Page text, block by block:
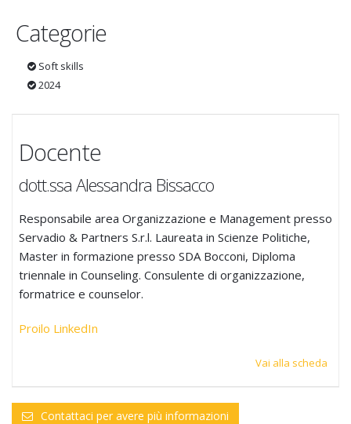
Categorie
Soft skills
2024
Docente
dott.ssa Alessandra Bissacco
Responsabile area Organizzazione e Management presso
Servadio & Partners S.r.l. Laureata in Scienze Politiche,
Master in formazione presso SDA Bocconi, Diploma
triennale in Counseling. Consulente di organizzazione,
formatrice e counselor.
Proilo LinkedIn
Vai alla scheda
Contattaci per avere più informazioni